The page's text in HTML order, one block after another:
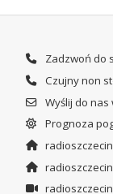
Zadzwoń do
Czujny non
Wyślij do nas
Prognoza